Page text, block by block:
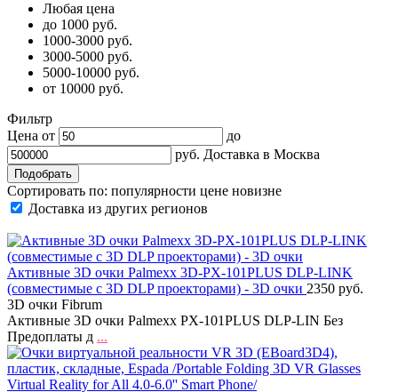
Любая цена
до 1000 руб.
1000-3000 руб.
3000-5000 руб.
5000-10000 руб.
от 10000 руб.
Фильтр
Цена от
до
руб. Доставка в Москва
Сортировать по: популярности цене новизне
Доставка из других регионов
Активные 3D очки Palmexx 3D-PX-101PLUS DLP-LINK
(совместимые с 3D DLP проекторами) - 3D очки 2350 руб.
3D очки Fibrum
Активные 3D очки Palmexx PX-101PLUS DLP-LIN Без
Предоплаты д ...